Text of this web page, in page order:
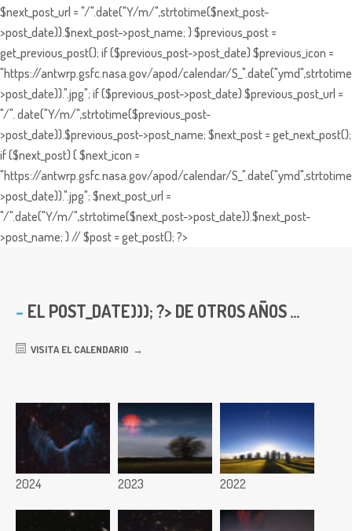
$next_post_url = "/".date("Y/m/",strtotime($next_post-
>post_date)).$next_post->post_name; } $previous_post =
get_previous_post(); if ($previous_post->post_date) $previous_icon =
"https://antwrp.gsfc.nasa.gov/apod/calendar/
>post_date)).".jpg"; if ($previous_post->post_date) $previous_post_url =
"/". date("Y/m/",strtotime($previous_post-
>post_date)).$previous_post->post_name; $next_post = get_next_post();
if ($next_post) { $next_icon =
"https://antwrp.gsfc.nasa.gov/apod/calendar/
>post_date)).".jpg"; $next_post_url =
"/".date("Y/m/",strtotime($next_post->post_date)).$next_post-
>post_name; } // $post = get_post(); ?>
EL POST_DATE))); ?> DE OTROS AÑOS ...
VISITA EL CALENDARIO
2024 2023 2022